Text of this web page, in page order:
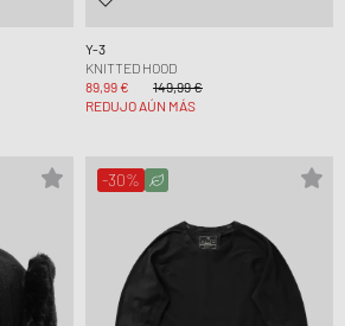
Y-3
KNITTED HOOD
89,99 €
149,99 €
REDUJO AÚN MÁS
-30%